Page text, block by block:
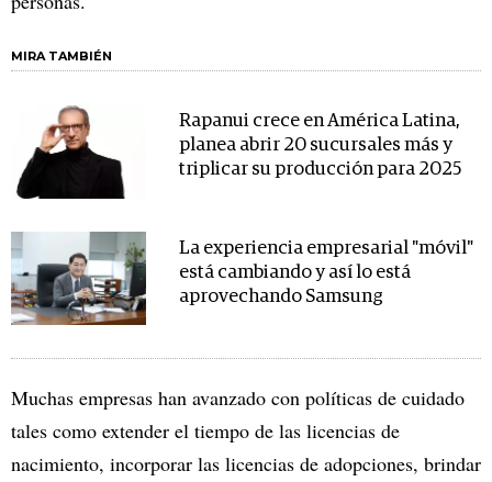
MIRA TAMBIÉN
Rapanui crece en América Latina,
planea abrir 20 sucursales más y
triplicar su producción para 2025
La experiencia empresarial "móvil"
está cambiando y así lo está
aprovechando Samsung
Muchas empresas han avanzado con políticas de cuidado
tales como extender el tiempo de las licencias de
nacimiento, incorporar las licencias de adopciones, brindar